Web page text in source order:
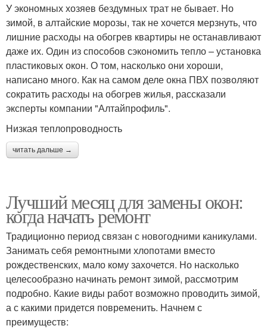
У экономных хозяев бездумных трат не бывает. Но
зимой, в алтайские морозы, так не хочется мерзнуть, что
лишние расходы на обогрев квартиры не останавливают
даже их. Один из способов сэкономить тепло – установка
пластиковых окон. О том, насколько они хороши,
написано много. Как на самом деле окна ПВХ позволяют
сократить расходы на обогрев жилья, рассказали
эксперты компании "Алтайпрофиль".
Низкая теплопроводность
читать дальше →
Лучший месяц для замены окон:
когда начать ремонт
Традиционно период связан с новогодними каникулами.
Занимать себя ремонтными хлопотами вместо
рождественских, мало кому захочется. Но насколько
целесообразно начинать ремонт зимой, рассмотрим
подробно. Какие виды работ возможно проводить зимой,
а с какими придется повременить. Начнем с
преимуществ: